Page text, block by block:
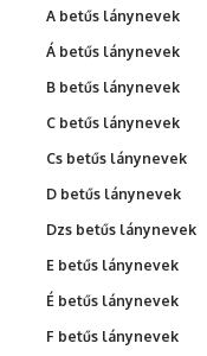
A betűs lánynevek
Á betűs lánynevek
B betűs lánynevek
C betűs lánynevek
Cs betűs lánynevek
D betűs lánynevek
Dzs betűs lánynevek
E betűs lánynevek
É betűs lánynevek
F betűs lánynevek